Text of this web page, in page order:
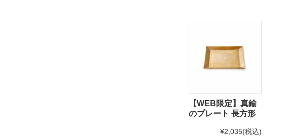
【WEB限定】真鍮
のプレート 長方形
¥2,035(税込)